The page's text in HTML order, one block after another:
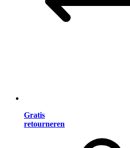
Gratis
retourneren